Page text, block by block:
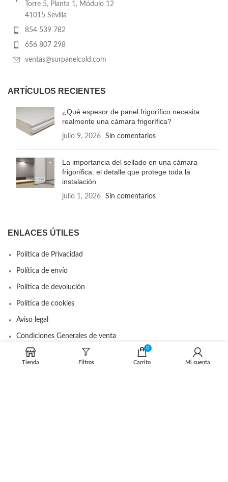
Torre 5, Planta 1, Módulo 12
41015 Sevilla
854 539 782
656 807 298
ventas@surpanelcold.com
ARTÍCULOS RECIENTES
¿Qué espesor de panel frigorífico necesita
realmente una cámara frigorífica?
julio 9, 2026 Sin comentarios
La importancia del sellado en una cámara
frigorífica: el detalle que protege toda la
instalación
julio 1, 2026 Sin comentarios
ENLACES ÚTILES
Política de Privacidad
Política de envío
Política de devolución
Política de cookies
Aviso legal
Condiciones Generales de venta
Tienda Filtros
0
Carrito Mi cuenta